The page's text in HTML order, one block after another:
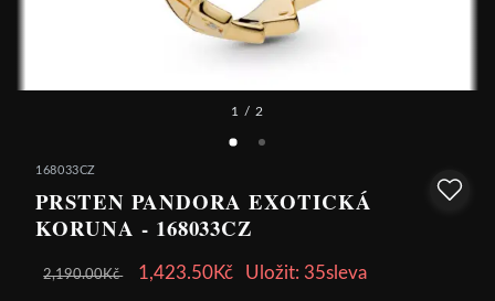
1 / 2
168033CZ
PRSTEN PANDORA EXOTICKÁ
KORUNA - 168033CZ
2,190.00Kč 1,423.50Kč Uložit: 35sleva